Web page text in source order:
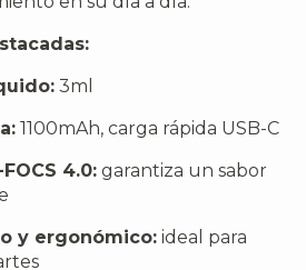
3ml
1100mAh, carga rápida USB-C
4.0: garantiza un sabor
y ergonómico: ideal para